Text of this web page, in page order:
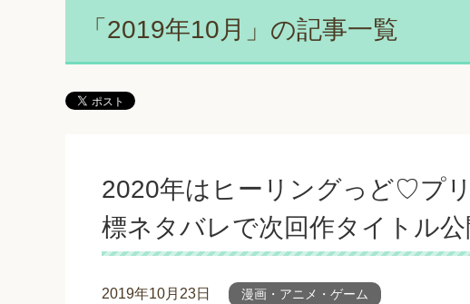
「2019年10月」の記事一覧
2020年はヒーリングっど♡プ
標ネタバレで次回作タイトル公
2019年10月23日 漫画・アニメ・ゲーム